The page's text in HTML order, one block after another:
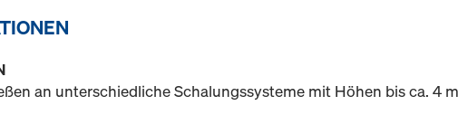
an unterschiedliche Schalungssysteme mit Höhen bis ca. 4